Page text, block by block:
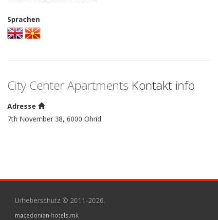
Sprachen
City Center Apartments Kontakt info
Adresse
7th November 38, 6000 Ohrid
Urheberschutz © 2011-2026.
macedonian-hotels.mk